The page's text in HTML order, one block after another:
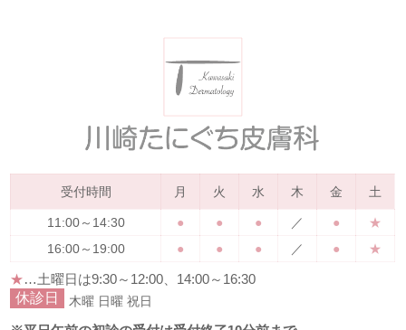
受付時間 月 火 水 木 金 土
11:00～14:30 ● ● ● ／ ●
★
16:00～19:00
● ● ● ／ ● ★
★…土曜日は9:30～12:00、14:00～16:30
休診日
木曜 日曜 祝日